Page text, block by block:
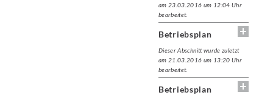
am 23.03.2016 um 12:04 Uhr
bearbeitet.
Betriebsplan
Dieser Abschnitt wurde zuletzt
am 21.03.2016 um 13:20 Uhr
bearbeitet.
Betriebsplan